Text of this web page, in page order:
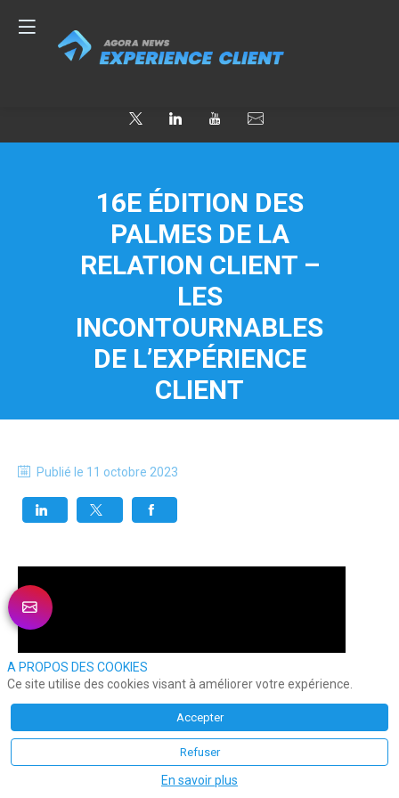
16E ÉDITION DES
PALMES DE LA
RELATION CLIENT –
LES
INCONTOURNABLES
DE L’EXPÉRIENCE
CLIENT
Publié le 11 octobre 2023
A PROPOS DES COOKIES
Ce site utilise des cookies visant à améliorer votre expérience.
Accepter
Refuser
En savoir plus